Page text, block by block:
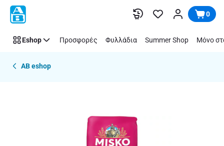
Παράλειψη 0
Eshop Προσφορές Φυλλάδια Summer Shop Μόνο
AB eshop